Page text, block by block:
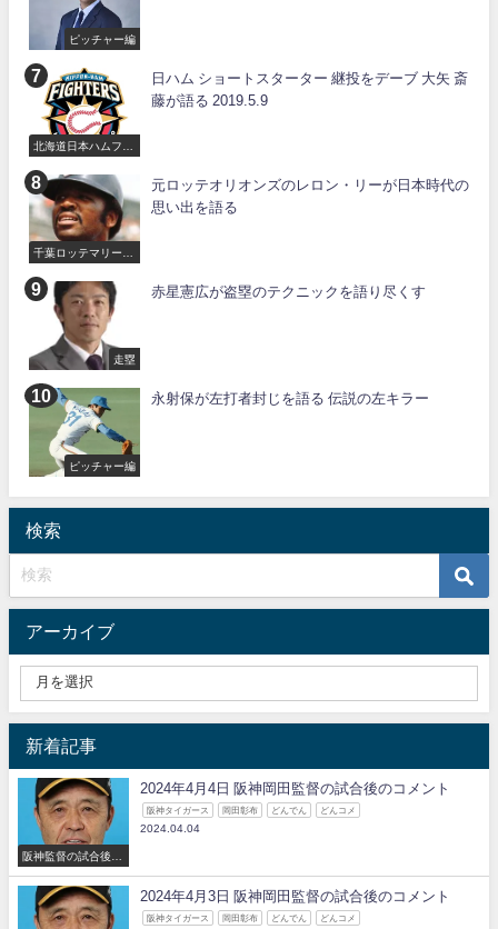
ピッチャー編
北海道日本ハムファ
日ハム ショートスターター 継投をデーブ 大矢 斎
藤が語る 2019.5.9
千葉ロッテマリーン
元ロッテオリオンズのレロン・リーが日本時代の
思い出を語る
走塁
赤星憲広が盗塁のテクニックを語り尽くす
ピッチャー編
永射保が左打者封じを語る 伝説の左キラー
検索
アーカイブ
新着記事
阪神監督の試合後の
2024年4月4日 阪神岡田監督の試合後のコメント
阪神タイガース 岡田彰布 どんでん どんコメ
2024.04.04
2024年4月3日 阪神岡田監督の試合後のコメント
阪神タイガース 岡田彰布 どんでん どんコメ